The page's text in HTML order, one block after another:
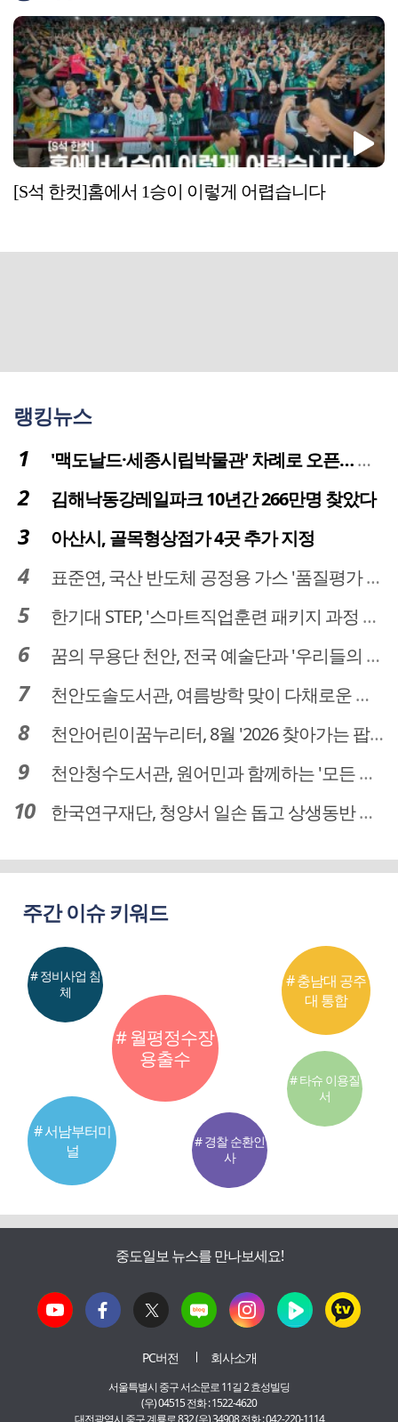
[S석 한컷]홈에서 1승이 이렇게 어렵습니다
랭킹뉴스
'맥도날드·세종시립박물관' 차례로 오픈… 고운동 정주여건 좋아진다
김해낙동강레일파크 10년간 266만명 찾았다
아산시, 골목형상점가 4곳 추가 지정
표준연, 국산 반도체 공정용 가스 '품질평가 체계' 구축
한기대 STEP, '스마트직업훈련 패키지 과정 3기' 모집
꿈의 무용단 천안, 전국 예술단과 '우리들의 하모니' 선보여
천안도솔도서관, 여름방학 맞이 다채로운 독서문화 프로그램 운영
천안어린이꿈누리터, 8월 '2026 찾아가는 팝업놀이터' 운영
천안청수도서관, 원어민과 함께하는 '모든 영어 모든 독서' 운영
한국연구재단, 청양서 일손 돕고 상생동반 친구맺기 봉사활동
주간 이슈 키워드
# 월평정수장
용출수
# 서남부터미
널
# 충남대 공주
대 통합
# 정비사업 침
체
# 경찰 순환인
사
# 타슈 이용질
서
중도일보 뉴스를 만나보세요!
PC버전 회사소개
서울특별시 중구 서소문로 11길 2 효성빌딩
(우) 04515 전화 : 1522-4620